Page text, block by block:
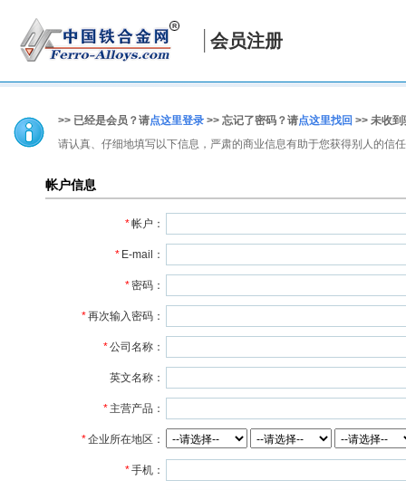
会员注册
>> 已经是会员？请点这里登录 >> 忘记了密码？请点这里找回 >> 未收
请认真、仔细地填写以下信息，严肃的商业信息有助于您获得别人的信
帐户信息
*帐户：
* E-mail：
*密码：
*再次输入密码：
*公司名称：
英文名称：
* 主营产品：
*企业所在地区：
*手机：